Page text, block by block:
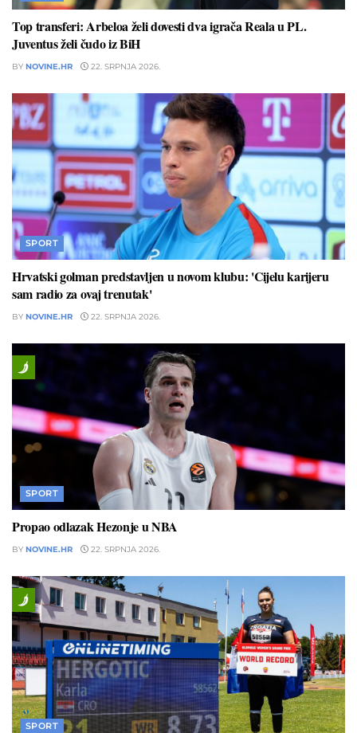
Top transferi: Arbeloa želi dovesti dva igrača Reala u PL.
Juventus želi čudo iz BiH
BY NOVINE.HR 22. SRPNJA 2026.
SPORT
Hrvatski golman predstavljen u novom klubu: 'Cijelu karijeru
sam radio za ovaj trenutak'
BY NOVINE.HR 22. SRPNJA 2026.
SPORT
Propao odlazak Hezonje u NBA
BY NOVINE.HR 22. SRPNJA 2026.
SPORT